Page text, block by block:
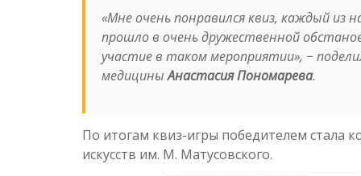
«Мне очень понравился квиз, каждый из
прошло в очень дружественной
участие в таком мероприятии», −
медициныАнастасия Пономарева.
По итогам квиз-игры победителем стала
искусств им. М. Матусовского.